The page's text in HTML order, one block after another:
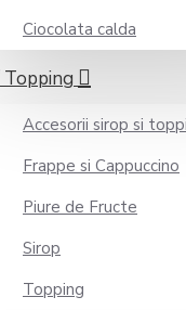
Ciocolata calda
Topping
Accesorii sirop si
Frappe si Cappuccino
Piure de Fructe
Sirop
Topping